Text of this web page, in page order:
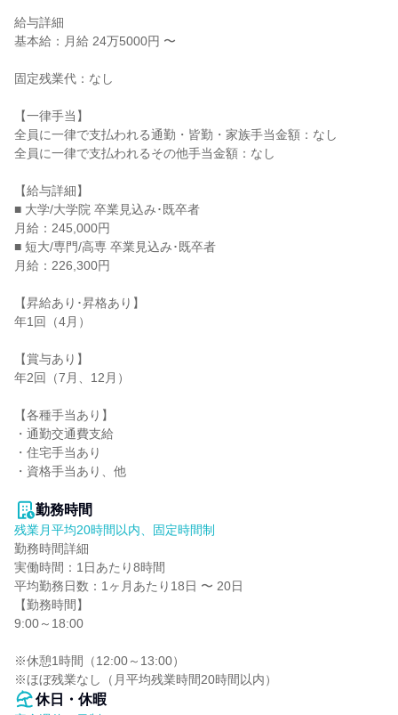
給与詳細
基本給：月給 24万5000円 〜
固定残業代：なし
【一律手当】
全員に一律で支払われる通勤・皆勤・家族手当金額：なし
全員に一律で支払われるその他手当金額：なし
【給与詳細】
■ 大学/大学院 卒業見込み･既卒者
月給：245,000円
■ 短大/専門/高専 卒業見込み･既卒者
月給：226,300円
【昇給あり･昇格あり】
年1回（4月）
【賞与あり】
年2回（7月、12月）
【各種手当あり】
・通勤交通費支給
・住宅手当あり
・資格手当あり、他
勤務時間
残業月平均20時間以内、固定時間制
勤務時間詳細
実働時間：1日あたり8時間
平均勤務日数：1ヶ月あたり18日 〜 20日
【勤務時間】
9:00～18:00
※休憩1時間（12:00～13:00）
※ほぼ残業なし（月平均残業時間20時間以内）
休日・休暇